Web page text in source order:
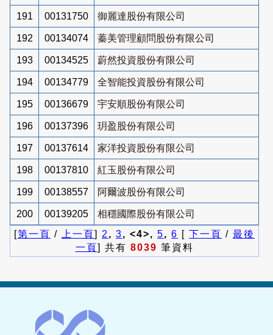
191 00131750 御麗達股份有限公司
192 00134074 蓁美管理顧問股份有限公司
193 00134525 蔚然投資股份有限公司
194 00134779 全智能投資股份有限公司
195 00136679 宇安順股份有限公司
196 00137396 玥盈股份有限公司
197 00137614 家洋投資股份有限公司
198 00137810 紅玉股份有限公司
199 00138557 阿爾波股份有限公司
200 00139205
相穩國際股份有限公司
[第一頁 / 上一頁] 2 , 3, <4>, 5, 6 [ 下一頁 / 最後
一頁] 共有 8039 筆資料